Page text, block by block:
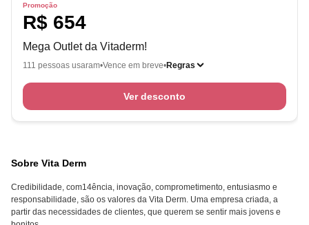
Promoção
R$ 654
Mega Outlet da Vitaderm!
111 pessoas usaram Vence em breve Regras
Ver desconto
Sobre Vita Derm
Credibilidade, com14ência, inovação, comprometimento, entusiasmo e
responsabilidade, são os valores da Vita Derm. Uma empresa criada, a
partir das necessidades de clientes, que querem se sentir mais jovens e